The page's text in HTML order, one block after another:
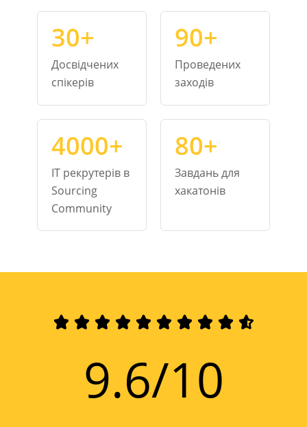
30+
Досвідчених
спікерів
90+
Проведених
заходів
4000+
IT рекрутерів в
Sourcing
Community
80+
Завдань для
хакатонів
         
9.6/10